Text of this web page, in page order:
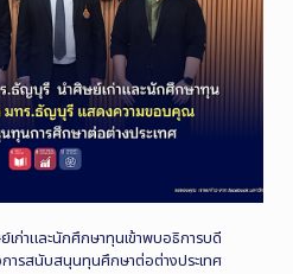
ก่าและนักศึกษาทุนเข้าพบอธิการบดี
รสนับสนุนทุนศึกษาต่อต่างประเทศ